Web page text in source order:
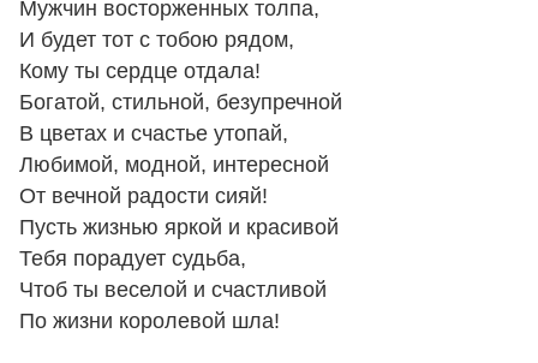
Мужчин восторженных толпа,
И будет тот с тобою рядом,
Кому ты сердце отдала!
Богатой, стильной, безупречной
В цветах и счастье утопай,
Любимой, модной, интересной
От вечной радости сияй!
Пусть жизнью яркой и красивой
Тебя порадует судьба,
Чтоб ты веселой и счастливой
По жизни королевой шла!